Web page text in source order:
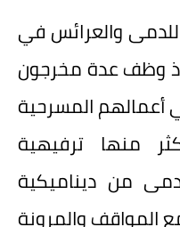
والعرائس في
اذ وظف عدة مخرجون
المسرحية
منها ترفيهية
من ديناميكية
المواقف والمرونة